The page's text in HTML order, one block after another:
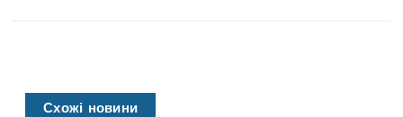
Схожі новини